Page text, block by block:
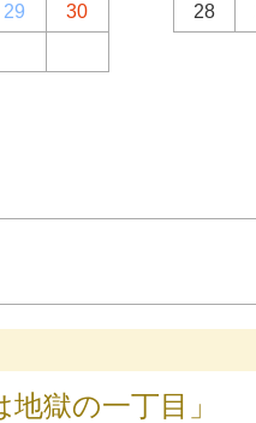
29
30
28
獄の一丁目」